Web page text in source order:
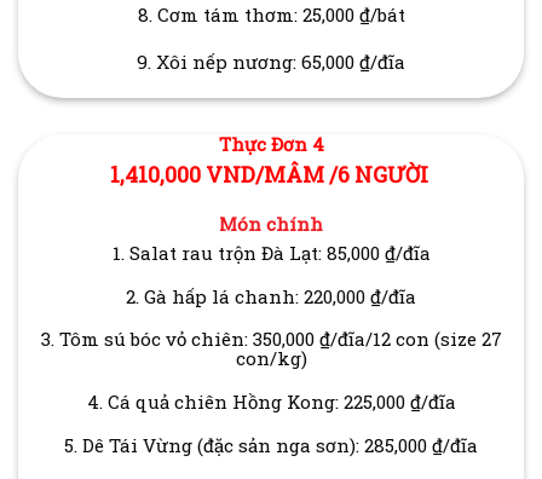
8. Cơm tám thơm: 25,000 ₫/bát
9. Xôi nếp nương: 65,000 ₫/đĩa
Thực Đơn 4
1,410,000 VND/MÂM /6 NGƯỜI
Món chính
1. Salat rau trộn Đà Lạt: 85,000 ₫/đĩa
2. Gà hấp lá chanh: 220,000 ₫/đĩa
3. Tôm sú bóc vỏ chiên: 350,000 ₫/đĩa/12 con (size 27
con/kg)
4. Cá quả chiên Hồng Kong: 225,000 ₫/đĩa
5. Dê Tái Vừng (đặc sản nga sơn): 285,000 ₫/đĩa